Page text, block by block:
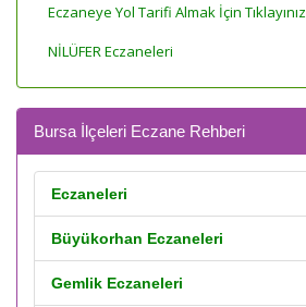
Eczaneye Yol Tarifi Almak İçin Tıklayınız
NİLÜFER Eczaneleri
Bursa İlçeleri Eczane Rehberi
Eczaneleri
Büyükorhan Eczaneleri
Gemlik Eczaneleri